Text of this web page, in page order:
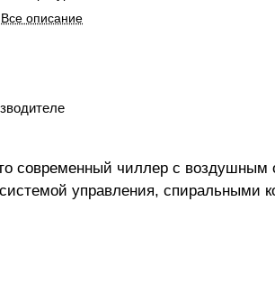
Все описание
современный чиллер с воздушным
управления, спиральными